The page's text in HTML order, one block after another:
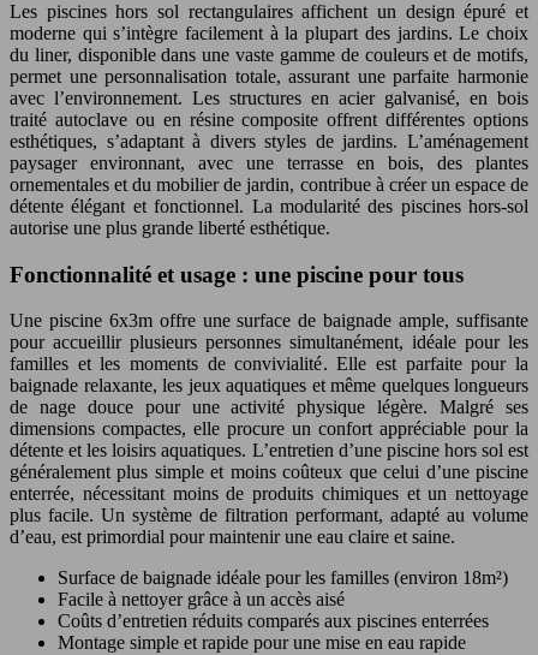
Les piscines hors sol rectangulaires affichent un design épuré et
moderne qui s’intègre facilement à la plupart des jardins. Le choix
du liner, disponible dans une vaste gamme de couleurs et de motifs,
permet une personnalisation totale, assurant une parfaite harmonie
avec l’environnement. Les structures en acier galvanisé, en bois
traité autoclave ou en résine composite offrent différentes options
esthétiques, s’adaptant à divers styles de jardins. L’aménagement
paysager environnant, avec une terrasse en bois, des plantes
ornementales et du mobilier de jardin, contribue à créer un espace de
détente élégant et fonctionnel. La modularité des piscines hors-sol
autorise une plus grande liberté esthétique.
Fonctionnalité et usage : une piscine pour tous
Une piscine 6x3m offre une surface de baignade ample, suffisante
pour accueillir plusieurs personnes simultanément, idéale pour les
familles et les moments de convivialité. Elle est parfaite pour la
baignade relaxante, les jeux aquatiques et même quelques longueurs
de nage douce pour une activité physique légère. Malgré ses
dimensions compactes, elle procure un confort appréciable pour la
détente et les loisirs aquatiques. L’entretien d’une piscine hors sol est
généralement plus simple et moins coûteux que celui d’une piscine
enterrée, nécessitant moins de produits chimiques et un nettoyage
plus facile. Un système de filtration performant, adapté au volume
d’eau, est primordial pour maintenir une eau claire et saine.
Surface de baignade idéale pour les familles (environ 18m²)
Facile à nettoyer grâce à un accès aisé
Coûts d’entretien réduits comparés aux piscines enterrées
Montage simple et rapide pour une mise en eau rapide